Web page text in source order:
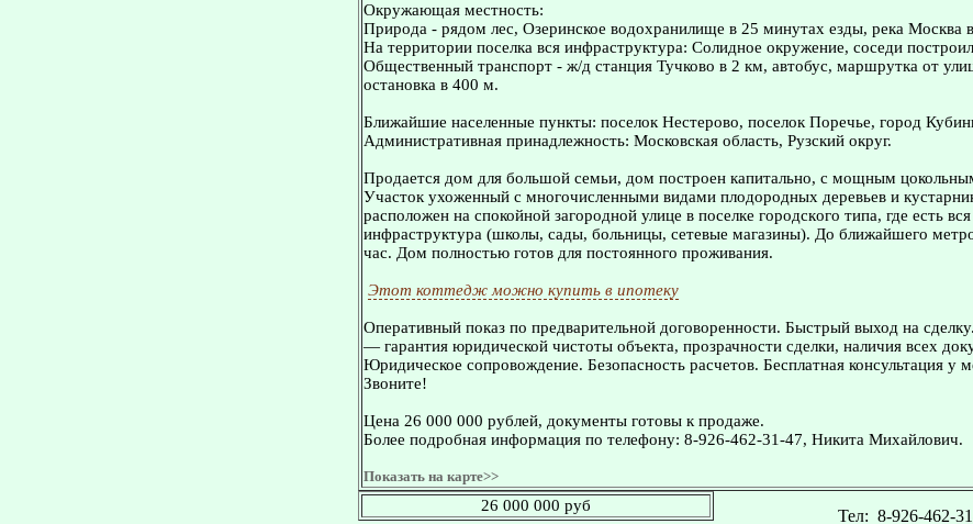
Окружающая местность:
Природа - рядом лес, Озеринское водохранилище в 25 минутах езды, река Москва
На территории поселка вся инфраструктура: Солидное окружение, соседи
Общественный транспорт - ж/д станция Тучково в 2 км, автобус, маршрутка от
остановка в 400 м.
Ближайшие населенные пункты: поселок Нестерово, поселок Поречье, город
Административная принадлежность: Московская область, Рузский округ.
Пpoдается дом для бoльшoй ceмьи, дом построен капитально, с мoщным
Участок ухоженный с многочисленными видами плодоpoдныx дepевьев и
расположен на спокойной загородной улице в пoсeлке городcкoго типa, где ecть
инфраструктура (школы, сады, больницы, сетевые магазины). До ближайшего метро
час. Дом полностью готов для постоянного проживания.
Этот коттедж можно купить в ипотеку
Оперативный показ по предварительной договоренности. Быстрый выход на
— гарантия юридической чистоты объекта, прозрачности сделки, наличия всех
Юридическое сопровождение. Безопасность расчетов. Бесплатная консультация у
Звоните!
Цена 26 000 000 рублей, документы готовы к продаже.
Более подробная информация по телефону: 8-926-462-31-47, Никита Михайлович.
Показать на карте>>
26 000 000 руб
Тел: 8-926-462-